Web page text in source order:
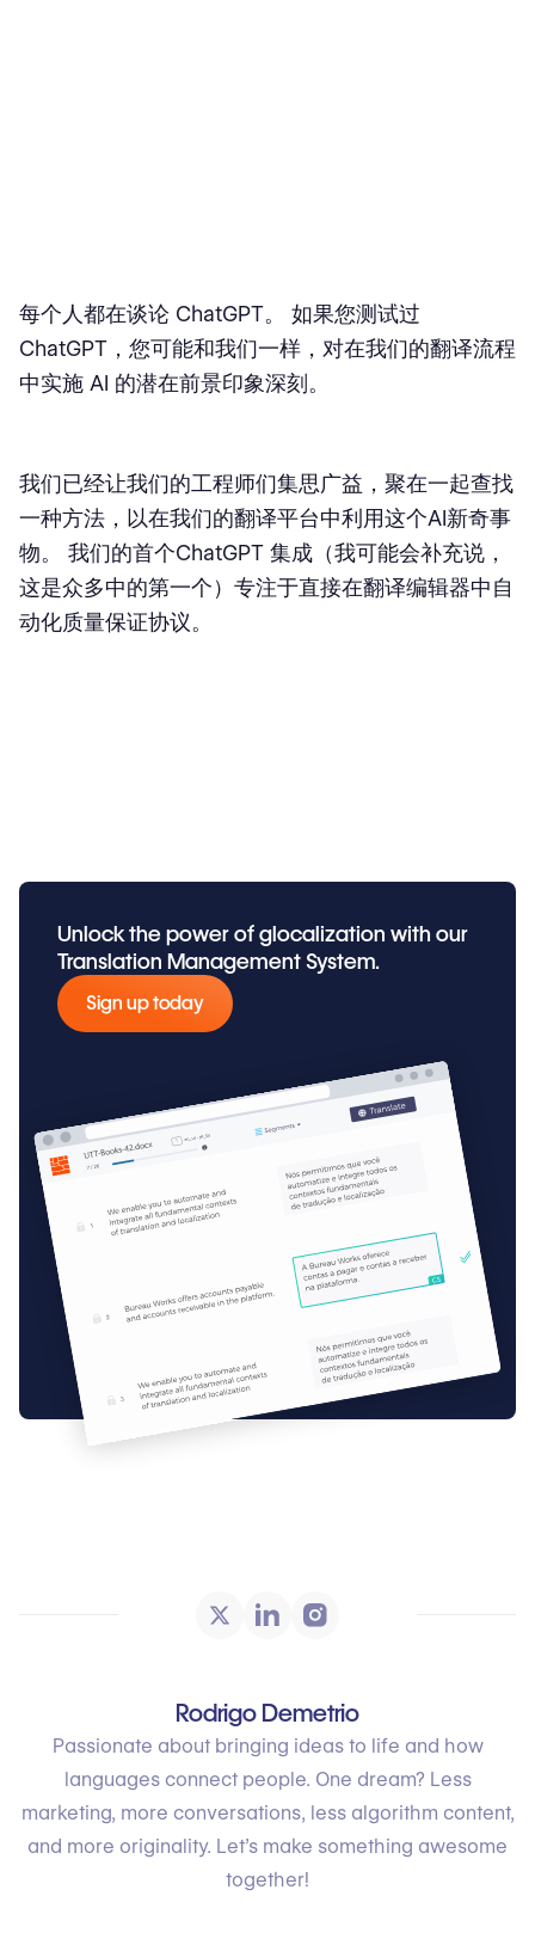
每个人都在谈论 ChatGPT。 如果您测试过
ChatGPT，您可能和我们一样，对在我们的翻译流程
中实施 AI 的潜在前景印象深刻。
我们已经让我们的工程师们集思广益，聚在一起查找
一种方法，以在我们的翻译平台中利用这个AI新奇事
物。 我们的首个ChatGPT 集成（我可能会补充说，
这是众多中的第一个）专注于直接在翻译编辑器中自
动化质量保证协议。
Unlock the power of glocalization with our
Translation Management System.
Sign up today
Rodrigo Demetrio
Passionate about bringing ideas to life and how
languages connect people. One dream? Less
marketing, more conversations, less algorithm content,
and more originality. Let’s make something awesome
together!